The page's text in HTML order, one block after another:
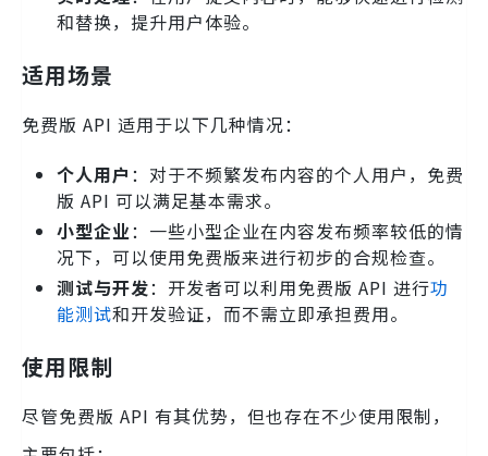
和替换，提升用户体验。
适用场景
免费版 API 适用于以下几种情况：
个人用户 ：对于不频繁发布内容的个人用户，免费
版 API 可以满足基本需求。
小型企业：一些小型企业在内容发布频率较低的情
况下，可以使用免费版来进行初步的合规检查。
测试与开发：开发者可以利用免费版 API 进行功
能测试和开发验证，而不需立即承担费用。
使用限制
尽管免费版 API 有其优势，但也存在不少使用限制，